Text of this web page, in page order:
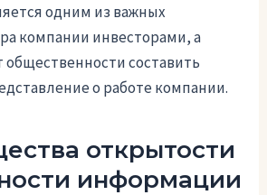
одним из важных
компании инвесторами, а
общественности составить
о работе компании.
открытости
информации